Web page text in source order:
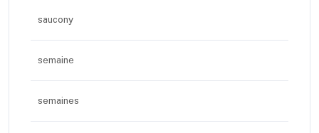
saucony
semaine
semaines